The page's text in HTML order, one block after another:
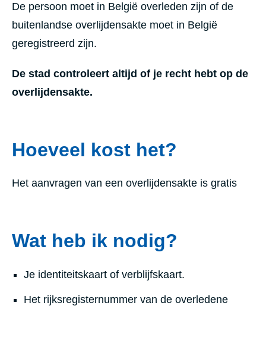
De persoon moet in België overleden zijn of de
buitenlandse overlijdensakte moet in België
geregistreerd zijn.
De stad controleert altijd of je recht hebt op de
overlijdensakte.
Hoeveel kost het?
Het aanvragen van een overlijdensakte is gratis
Wat heb ik nodig?
Je identiteitskaart of verblijfskaart.
Het rijksregisternummer van de overledene